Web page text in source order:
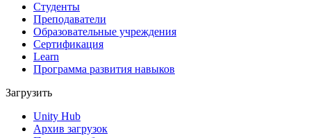
Студенты
Преподаватели
Образовательные учреждения
Сертификация
Learn
Программа развития навыков
Загрузить
Unity Hub
Архив загрузок